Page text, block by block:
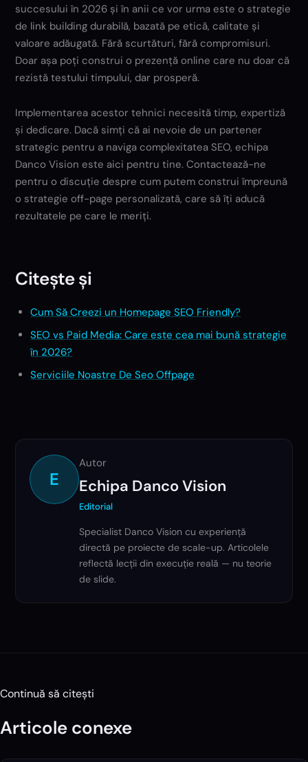
succesului în 2026 și în anii ce vor urma este o strategie
de link building durabilă, bazată pe etică, calitate și
valoare adăugată. Fără scurtături, fără compromisuri.
Doar așa poți construi o prezență online care nu doar că
rezistă testului timpului, dar prosperă.
Implementarea acestor tehnici necesită timp, expertiză
și dedicare. Dacă simți că ai nevoie de un partener
strategic pentru a naviga complexitatea SEO, echipa
Danco Vision este aici pentru tine. Contactează-ne
pentru o discuție despre cum putem construi împreună
o strategie off-page personalizată, care să îți aducă
rezultatele pe care le meriți.
Citește și
Cum Să Creezi un Homepage SEO Friendly?
SEO vs Paid Media: Care este cea mai bună strategie
în 2026?
Serviciile Noastre De Seo Offpage
E
Autor
Echipa Danco Vision
Editorial
Specialist Danco Vision cu experiență
directă pe proiecte de scale-up. Articolele
reflectă lecții din execuție reală — nu teorie
de slide.
Continuă să citești
Articole conexe